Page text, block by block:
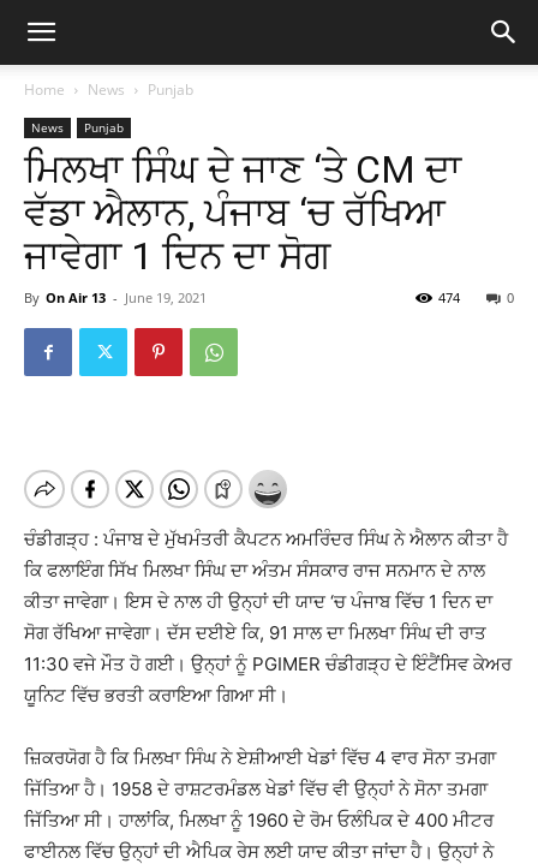
Home News Punjab
News Punjab
ਮਿਲਖਾ ਸਿੰਘ ਦੇ ਜਾਣ ‘ਤੇ CM ਦਾ
ਵੱਡਾ ਐਲਾਨ, ਪੰਜਾਬ ‘ਚ ਰੱਖਿਆ
ਜਾਵੇਗਾ 1 ਦਿਨ ਦਾ ਸੋਗ
By On Air 13 - June 19, 2021 0
474
ਚੰਡੀਗੜ੍ਹ : ਪੰਜਾਬ ਦੇ ਮੁੱਖਮੰਤਰੀ ਕੈਪਟਨ ਅਮਰਿੰਦਰ ਸਿੰਘ ਨੇ ਐਲਾਨ ਕੀਤਾ ਹੈ
ਕਿ ਫਲਾਇੰਗ ਸਿੱਖ ਮਿਲਖਾ ਸਿੰਘ ਦਾ ਅੰਤਮ ਸੰਸਕਾਰ ਰਾਜ ਸਨਮਾਨ ਦੇ ਨਾਲ
ਕੀਤਾ ਜਾਵੇਗਾ। ਇਸ ਦੇ ਨਾਲ ਹੀ ਉਨ੍ਹਾਂ ਦੀ ਯਾਦ ‘ਚ ਪੰਜਾਬ ਵਿੱਚ 1 ਦਿਨ ਦਾ
ਸੋਗ ਰੱਖਿਆ ਜਾਵੇਗਾ। ਦੱਸ ਦਈਏ ਕਿ, 91 ਸਾਲ ਦਾ ਮਿਲਖਾ ਸਿੰਘ ਦੀ ਰਾਤ
11:30 ਵਜੇ ਮੌਤ ਹੋ ਗਈ। ਉਨ੍ਹਾਂ ਨੂੰ PGIMER ਚੰਡੀਗੜ੍ਹ ਦੇ ਇੰਟੈਂਸਿਵ ਕੇਅਰ
ਯੂਨਿਟ ਵਿੱਚ ਭਰਤੀ ਕਰਾਇਆ ਗਿਆ ਸੀ।
ਜ਼ਿਕਰਯੋਗ ਹੈ ਕਿ ਮਿਲਖਾ ਸਿੰਘ ਨੇ ਏਸ਼ੀਆਈ ਖੇਡਾਂ ਵਿੱਚ 4 ਵਾਰ ਸੋਨਾ ਤਮਗਾ
ਜਿੱਤਿਆ ਹੈ। 1958 ਦੇ ਰਾਸ਼ਟਰਮੰਡਲ ਖੇਡਾਂ ਵਿੱਚ ਵੀ ਉਨ੍ਹਾਂ ਨੇ ਸੋਨਾ ਤਮਗਾ
ਜਿੱਤਿਆ ਸੀ। ਹਾਲਾਂਕਿ, ਮਿਲਖਾ ਨੂੰ 1960 ਦੇ ਰੋਮ ਓਲੰਪਿਕ ਦੇ 400 ਮੀਟਰ
ਫਾਈਨਲ ਵਿੱਚ ਉਨ੍ਹਾਂ ਦੀ ਐਪਿਕ ਰੇਸ ਲਈ ਯਾਦ ਕੀਤਾ ਜਾਂਦਾ ਹੈ। ਉਨ੍ਹਾਂ ਨੇ